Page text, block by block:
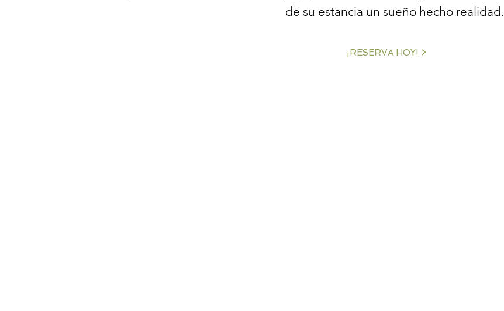
de su estancia un sueño hecho realidad.
¡RESERVA HOY! >